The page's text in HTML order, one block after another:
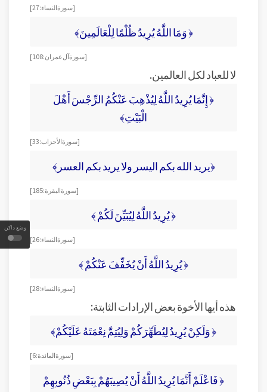
وضع داكن
[ سورة النساء: 27]
﴿ وَمَا اللَّهُ يُرِيدُ ظُلْمًا لِلْعَالَمِينَ﴾
[ سورة آل عمران: 108]
لا للعباد لكل العالمين.
﴿ إِنَّمَا يُرِيدُ اللَّهُ لِيُذْهِبَ عَنْكُمُ الرِّجْسَ أَهْلَ
الْبَيْتِ﴾
[سورة الأحزاب: 33]
﴿يريد الله بكم اليسر ولا يريد بكم العسر﴾
[سورة البقرة: 185]
﴿ يُرِيدُ اللَّهُ لِيُبَيِّنَ لَكُمْ ﴾
[سورة النساء: 26]
﴿ يُرِيدُ اللَّهُ أَنْ يُخَفِّفَ عَنْكُمْ ﴾
[سورة النساء: 28]
هذه أيها الأخوة بعض الإرادات الثابتة:
﴿ وَلَكِنْ يُرِيدُ لِيُطَهِّرَكُمْ وَلِيُتِمَّ نِعْمَتَهُ عَلَيْكُمْ﴾
[سورة المائدة: 6]
﴿ فَاعْلَمْ أَنَّمَا يُرِيدُ اللَّهُ أَنْ يُصِيبَهُمْ بِبَعْضِ ذُنُوبِهِمْ